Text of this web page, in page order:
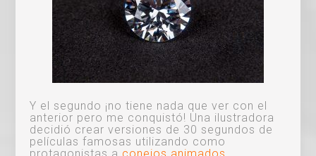
Y el segundo ¡no tiene nada que ver con el
anterior pero me conquistó! Una ilustradora
decidió crear versiones de 30 segundos de
películas famosas utilizando como